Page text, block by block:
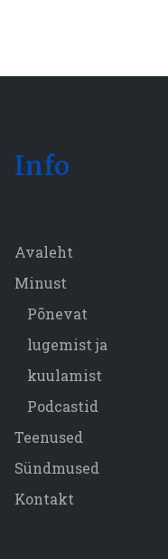
Info
Avaleht
Minust
Põnevat
lugemist ja
kuulamist
Podcastid
Teenused
Sündmused
Kontakt